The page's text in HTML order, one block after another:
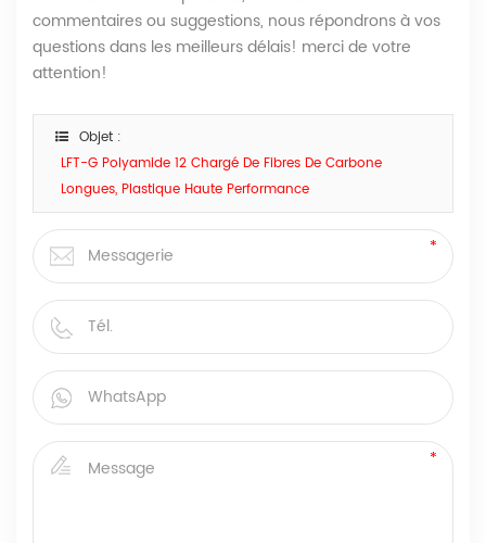
commentaires ou suggestions, nous répondrons à vos
questions dans les meilleurs délais! merci de votre
attention!
Objet :
LFT-G Polyamide 12 Chargé De Fibres De Carbone
Longues, Plastique Haute Performance